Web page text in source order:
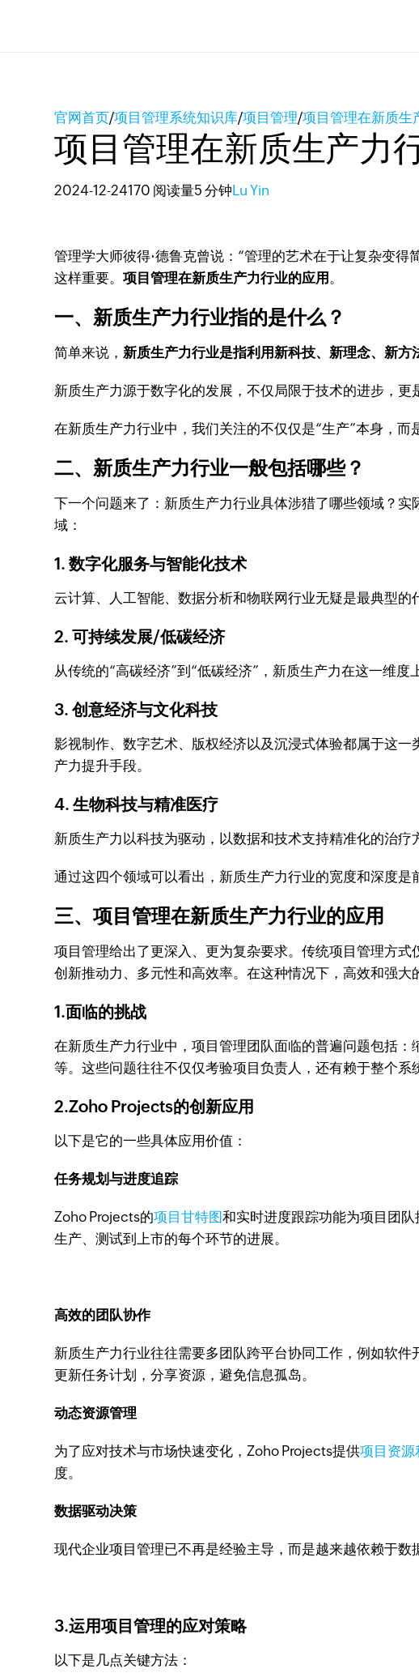
官网首页/项目管理系统知识库/项目管理/项目管理在新质生
项目管理在新质生产力
2024-12-24170 阅读量5 分钟 Lu Yin
管理学大师彼得·德鲁克曾说：“管理的艺术在于让复杂变
这样重要。项目管理在新质生产力行业的应用 。
一、新质生产力行业指的是什么？
简单来说，新质生产力行业是指利用新科技、新理念、新
新质生产力源于数字化的发展，不仅局限于技术的进步，
在新质生产力行业中，我们关注的不仅仅是“生产”本身，
二、新质生产力行业一般包括哪些？
下一个问题来了：新质生产力行业具体涉猎了哪些领域？
域：
1. 数字化服务与智能化技术
云计算、人工智能、数据分析和物联网行业无疑是最典型
2. 可持续发展/低碳经济
从传统的“高碳经济”到“低碳经济”，新质生产力在这一维
3. 创意经济与文化科技
影视制作、数字艺术、版权经济以及沉浸式体验都属于这
产力提升手段。
4. 生物科技与精准医疗
新质生产力以科技为驱动，以数据和技术支持精准化的治
通过这四个领域可以看出，新质生产力行业的宽度和深度
三、项目管理在新质生产力行业的应用
项目管理给出了更深入、更为复杂要求。传统项目管理方
创新推动力、多元性和高效率。在这种情况下，高效和强大
1.面临的挑战
在新质生产力行业中，项目管理团队面临的普遍问题包括
等。这些问题往往不仅仅考验项目负责人，还有赖于整个系
2.Zoho Projects的创新应用
以下是它的一些具体应用价值：
任务规划与进度追踪
Zoho Projects的项目甘特图和实时进度跟踪功能为项目团
生产、测试到上市的每个环节的进展。
高效的团队协作
新质生产力行业往往需要多团队跨平台协同工作，例如软
更新任务计划，分享资源，避免信息孤岛。
动态资源管理
为了应对技术与市场快速变化，Zoho Projects提供项目资源
度。
数据驱动决策
现代企业项目管理已不再是经验主导，而是越来越依赖于
3.运用项目管理的应对策略
以下是几点关键方法：